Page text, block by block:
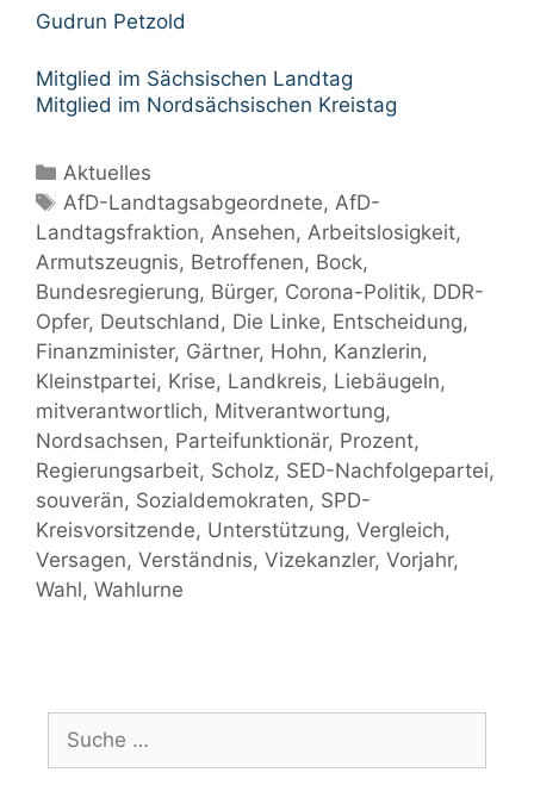
Gudrun Petzold
Mitglied im Sächsischen Landtag
Mitglied im Nordsächsischen Kreistag
Kategorien
Aktuelles
Schlagwörter
AfD-Landtagsabgeordnete, AfD-
Landtagsfraktion, Ansehen, Arbeitslosigkeit,
Armutszeugnis, Betroffenen, Bock,
Bundesregierung, Bürger, Corona-Politik, DDR-
Opfer, Deutschland , Die Linke, Entscheidung,
Finanzminister, Gärtner, Hohn, Kanzlerin,
Kleinstpartei, Krise, Landkreis, Liebäugeln,
mitverantwortlich, Mitverantwortung,
Nordsachsen, Parteifunktionär, Prozent,
Regierungsarbeit, Scholz, SED-Nachfolgepartei,
souverän, Sozialdemokraten, SPD-
Kreisvorsitzende, Unterstützung, Vergleich,
Versagen, Verständnis, Vizekanzler, Vorjahr,
Wahl, Wahlurne
nach: